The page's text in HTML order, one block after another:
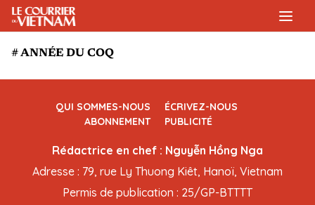
# ANNÉE DU COQ
QUI SOMMES-NOUS
ÉCRIVEZ-NOUS
ABONNEMENT
PUBLICITÉ
Rédactrice en chef : Nguyễn Hồng Nga
Adresse : 79, rue Ly Thuong Kiêt, Hanoï, Vietnam
Permis de publication : 25/GP-BTTTT